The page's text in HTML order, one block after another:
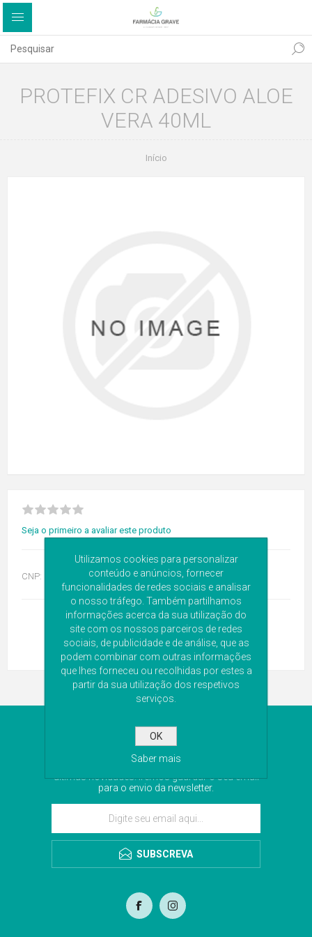
PROTEFIX CR ADESIVO ALOE
VERA 40ML
Início
Seja o primeiro a avaliar este produto
CNP:
NEWSLETTER
Subscreva a nossa newsletter para receber as
últimas novidades. Iremos guardar o seu email
para o envio da newsletter.
SUBSCREVA
Utilizamos cookies para personalizar
conteúdo e anúncios, fornecer
funcionalidades de redes sociais e analisar
o nosso tráfego. Também partilhamos
informações acerca da sua utilização do
site com os nossos parceiros de redes
sociais, de publicidade e de análise, que as
podem combinar com outras informações
que lhes forneceu ou recolhidas por estes a
partir da sua utilização dos respetivos
serviços.
OK
Saber mais